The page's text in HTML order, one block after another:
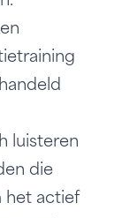
luisteren
die
het actief